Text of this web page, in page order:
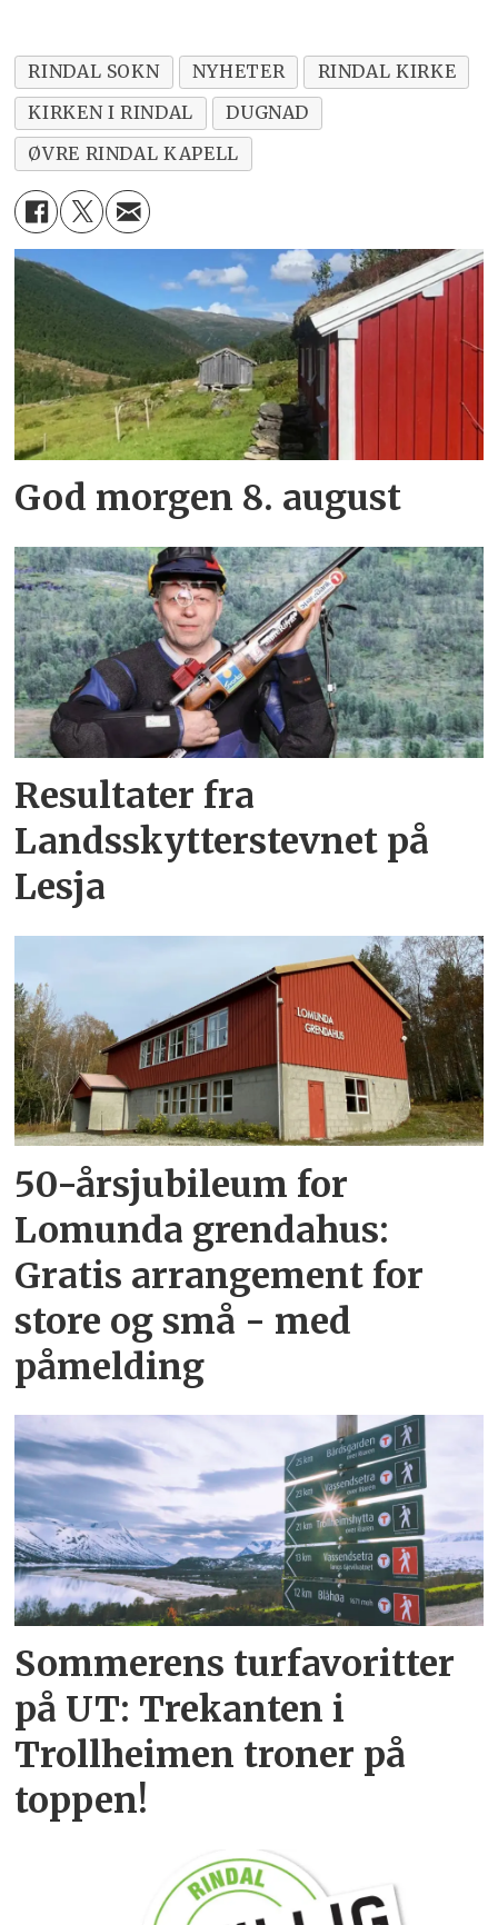
RINDAL SOKN NYHETER
RINDAL KIRKE
KIRKEN I RINDAL
DUGNAD
ØVRE RINDAL KAPELL
God morgen 8. august
Resultater fra
Landsskytterstevnet på
Lesja
50-årsjubileum for
Lomunda grendahus:
Gratis arrangement for
store og små - med
påmelding
Sommerens turfavoritter
på UT: Trekanten i
Trollheimen troner på
toppen!